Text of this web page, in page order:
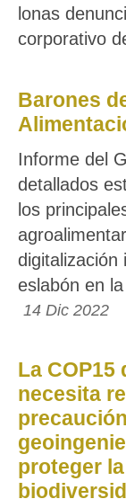
lonas
corporativo
Barones
Informe del
detallados
los
digitalización
eslabón en
14 Dic 2022
La COP15
necesita
proteger la